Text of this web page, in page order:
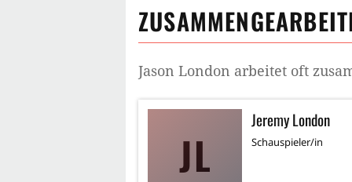
Jason London arbeitet oft
JL
Jeremy London
Schauspieler/in